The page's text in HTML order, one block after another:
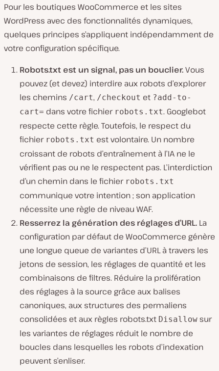
Pour les boutiques WooCommerce et les sites
WordPress avec des fonctionnalités dynamiques,
quelques principes s’appliquent indépendamment de
votre configuration spécifique.
Robots.txt est un signal, pas un bouclier.Vous
pouvez (et devez) interdire aux robots d’explorer
les chemins /cart, /checkout et ?add-to-
cart= dans votre fichier robots.txt. Googlebot
respecte cette règle. Toutefois, le respect du
fichier robots.txt est volontaire. Un nombre
croissant de robots d’entraînement à l’IA ne le
vérifient pas ou ne le respectent pas. L’interdiction
d’un chemin dans le fichier robots.txt
communique votre intention ; son application
nécessite une règle de niveau WAF.
Resserrez la génération des réglages d’URL. La
configuration par défaut de WooCommerce génère
une longue queue de variantes d’URL à travers les
jetons de session, les réglages de quantité et les
combinaisons de filtres. Réduire la prolifération
des réglages à la source grâce aux balises
canoniques, aux structures des permaliens
consolidées et aux règles robots.txt Disallow sur
les variantes de réglages réduit le nombre de
boucles dans lesquelles les robots d’indexation
peuvent s’enliser.